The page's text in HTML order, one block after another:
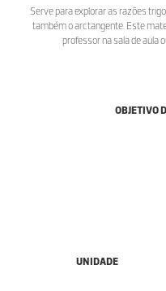
Serve para explorar as razões
também o arctangente. Este
professor na sala de aula
OBJETIVO
UNIDADE